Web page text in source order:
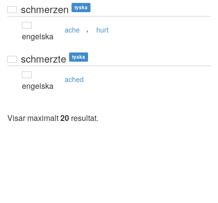
schmerzen tyska
engelska
ache , hurt
schmerzte tyska
engelska
ached
Visar maximalt20 resultat.